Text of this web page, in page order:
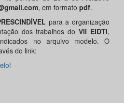
, em formato pdf.
para a organização
dos trabalhos doVII EIDTI,
no arquivo modelo. O
do link: